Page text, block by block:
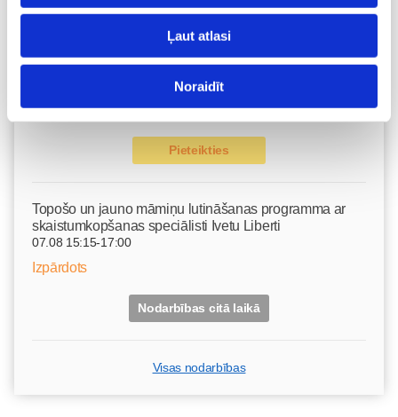
Ļaut atlasi
Noraidīt
lekciju cikls no 6.augusta KLĀTIENĒ
Brīvo vietu skaits:2
Pieteikties
Topošo un jauno māmiņu lutināšanas programma ar
skaistumkopšanas speciālisti Ivetu Liberti
07.08 15:15-17:00
Izpārdots
Nodarbības citā laikā
Visas nodarbības